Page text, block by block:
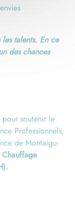
talents. En ce
des chances
soutenir le
Professionnels,
de Montaigu-
Chauffage